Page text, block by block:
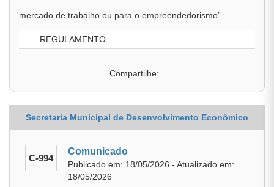
mercado de trabalho ou para o empreendedorismo”.
REGULAMENTO
Compartilhe:
Secretaria Municipal de Desenvolvimento Econômico
C-994
Comunicado
Publicado em: 18/05/2026 - Atualizado em:
18/05/2026